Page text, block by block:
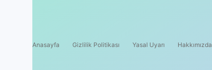
Anasayfa Gizlilik Politikası Yasal Uyarı Hakkımızda